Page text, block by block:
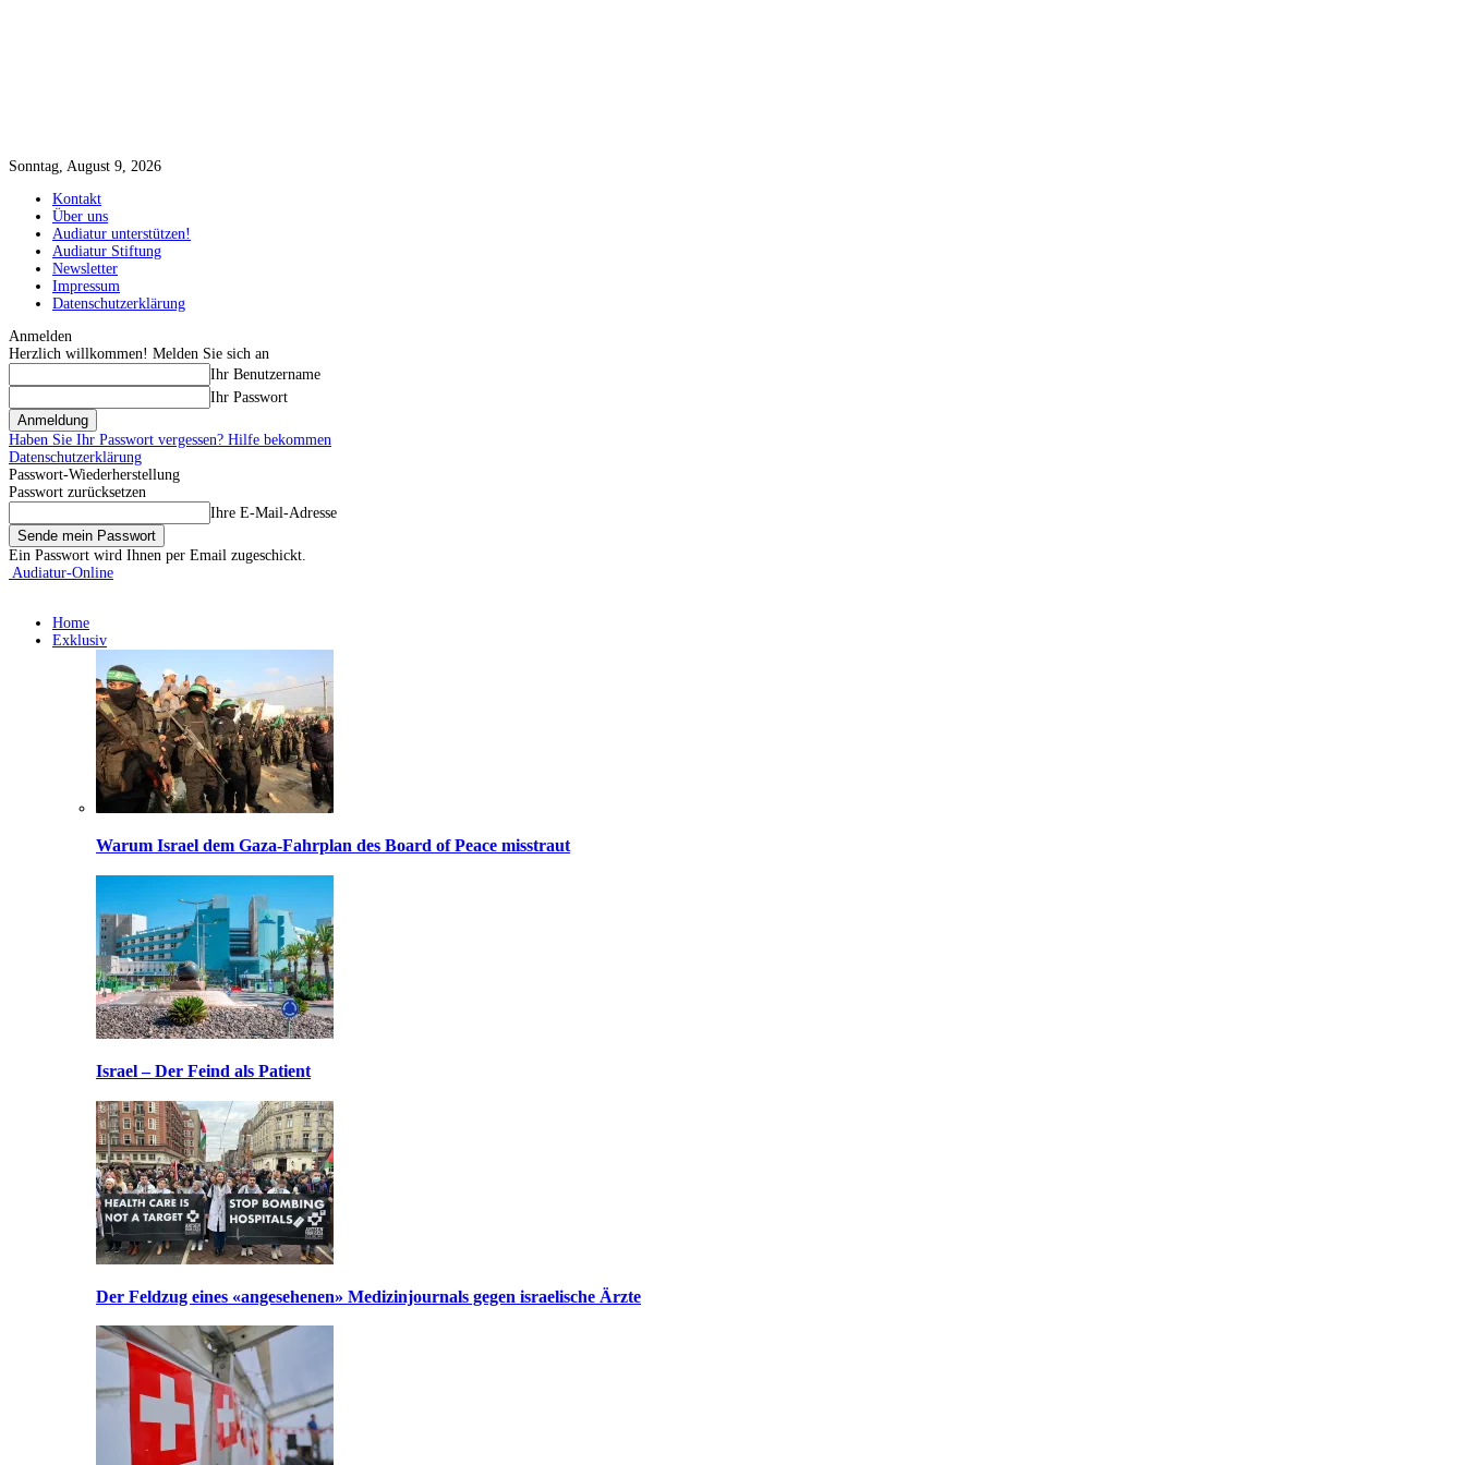
Sonntag, August 9, 2026
Kontakt
Über uns
Audiatur unterstützen!
Audiatur Stiftung
Newsletter
Impressum
Datenschutzerklärung
Anmelden
Herzlich willkommen! Melden Sie sich an
Ihr Benutzername
Ihr Passwort
Haben Sie Ihr Passwort vergessen? Hilfe bekommen
Datenschutzerklärung
Passwort-Wiederherstellung
Passwort zurücksetzen
Ihre E-Mail-Adresse
Ein Passwort wird Ihnen per Email zugeschickt.
Audiatur-Online
Home
Exklusiv
Warum Israel dem Gaza-Fahrplan des Board of Peace misstraut
Israel – Der Feind als Patient
Der Feldzug eines «angesehenen» Medizinjournals gegen israelische Ärzte